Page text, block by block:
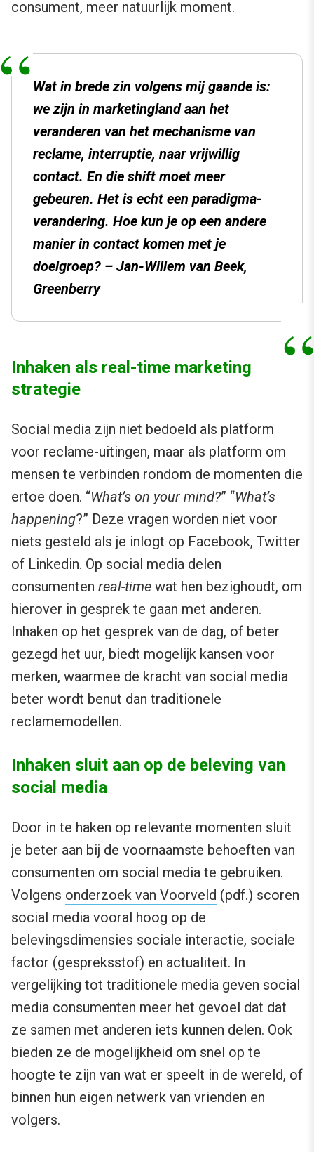
consument, meer natuurlijk moment.
Wat in brede zin volgens mij gaande is:
we zijn in marketingland aan het
veranderen van het mechanisme van
reclame, interruptie, naar vrijwillig
contact. En die shift moet meer
gebeuren. Het is echt een paradigma-
verandering. Hoe kun je op een andere
manier in contact komen met je
doelgroep? – Jan-Willem van Beek,
Greenberry
Inhaken als real-time marketing
strategie
Social media zijn niet bedoeld als platform
voor reclame-uitingen, maar als platform om
mensen te verbinden rondom de momenten die
ertoe doen. “What’s on your mind?” “What’s
happening?” Deze vragen worden niet voor
niets gesteld als je inlogt op Facebook, Twitter
of Linkedin. Op social media delen
consumenten real-time wat hen bezighoudt, om
hierover in gesprek te gaan met anderen.
Inhaken op het gesprek van de dag, of beter
gezegd het uur, biedt mogelijk kansen voor
merken, waarmee de kracht van social media
beter wordt benut dan traditionele
reclamemodellen.
Inhaken sluit aan op de beleving van
social media
Door in te haken op relevante momenten sluit
je beter aan bij de voornaamste behoeften van
consumenten om social media te gebruiken.
Volgens onderzoek van Voorveld (pdf.) scoren
social media vooral hoog op de
belevingsdimensies sociale interactie, sociale
factor (gespreksstof) en actualiteit. In
vergelijking tot traditionele media geven social
media consumenten meer het gevoel dat dat
ze samen met anderen iets kunnen delen. Ook
bieden ze de mogelijkheid om snel op te
hoogte te zijn van wat er speelt in de wereld, of
binnen hun eigen netwerk van vrienden en
volgers.